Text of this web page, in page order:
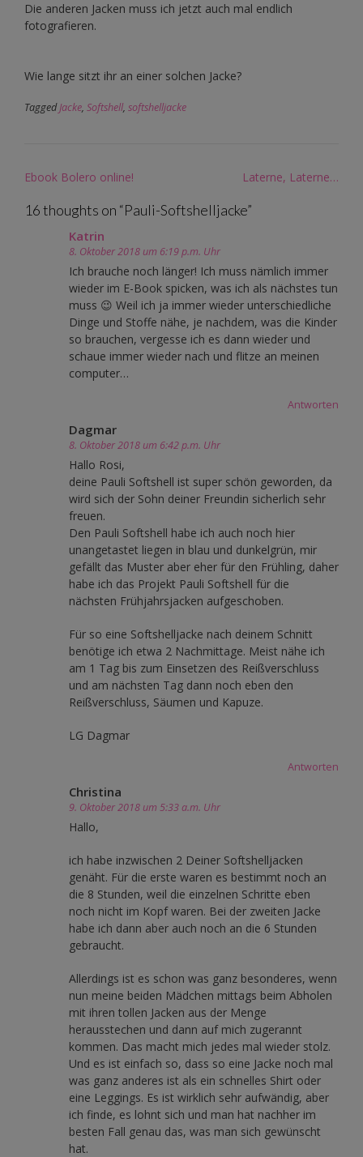
Die anderen Jacken muss ich jetzt auch mal endlich
fotografieren.
Wie lange sitzt ihr an einer solchen Jacke?
TaggedJacke, Softshell, softshelljacke
Post
Ebook Bolero online! Laterne, Laterne…
16 thoughts on “Pauli-Softshelljacke”
Katrin
8. Oktober 2018 um 6:19 p.m. Uhr
Ich brauche noch länger! Ich muss nämlich immer
wieder im E-Book spicken, was ich als nächstes tun
muss 😉 Weil ich ja immer wieder unterschiedliche
Dinge und Stoffe nähe, je nachdem, was die Kinder
so brauchen, vergesse ich es dann wieder und
schaue immer wieder nach und flitze an meinen
computer…
Antworten
Dagmar
8. Oktober 2018 um 6:42 p.m. Uhr
Hallo Rosi,
deine Pauli Softshell ist super schön geworden, da
wird sich der Sohn deiner Freundin sicherlich sehr
freuen.
Den Pauli Softshell habe ich auch noch hier
unangetastet liegen in blau und dunkelgrün, mir
gefällt das Muster aber eher für den Frühling, daher
habe ich das Projekt Pauli Softshell für die
nächsten Frühjahrsjacken aufgeschoben.
Für so eine Softshelljacke nach deinem Schnitt
benötige ich etwa 2 Nachmittage. Meist nähe ich
am 1 Tag bis zum Einsetzen des Reißverschluss
und am nächsten Tag dann noch eben den
Reißverschluss, Säumen und Kapuze.
LG Dagmar
Antworten
Christina
9. Oktober 2018 um 5:33 a.m. Uhr
Hallo,
ich habe inzwischen 2 Deiner Softshelljacken
genäht. Für die erste waren es bestimmt noch an
die 8 Stunden, weil die einzelnen Schritte eben
noch nicht im Kopf waren. Bei der zweiten Jacke
habe ich dann aber auch noch an die 6 Stunden
gebraucht.
Allerdings ist es schon was ganz besonderes, wenn
nun meine beiden Mädchen mittags beim Abholen
mit ihren tollen Jacken aus der Menge
herausstechen und dann auf mich zugerannt
kommen. Das macht mich jedes mal wieder stolz.
Und es ist einfach so, dass so eine Jacke noch mal
was ganz anderes ist als ein schnelles Shirt oder
eine Leggings. Es ist wirklich sehr aufwändig, aber
ich finde, es lohnt sich und man hat nachher im
besten Fall genau das, was man sich gewünscht
hat.